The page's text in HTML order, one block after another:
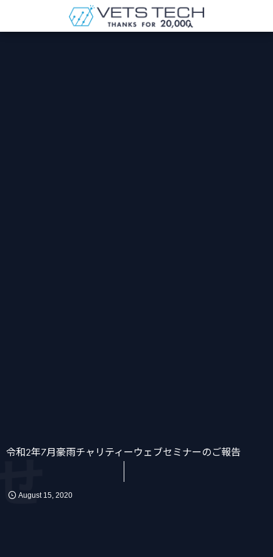
令和2年7月豪雨チャリティーウェブセミナーのご報告
August 15, 2020